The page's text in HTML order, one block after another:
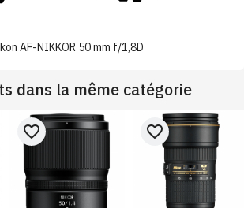
AF-NIKKOR 50 mm f/1,8D
dans la même catégorie
favorite_border favorite_border